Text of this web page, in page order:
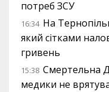
потреб ЗСУ
16:34 На
який сітками
гривень
15:38 Смертельна
медики не